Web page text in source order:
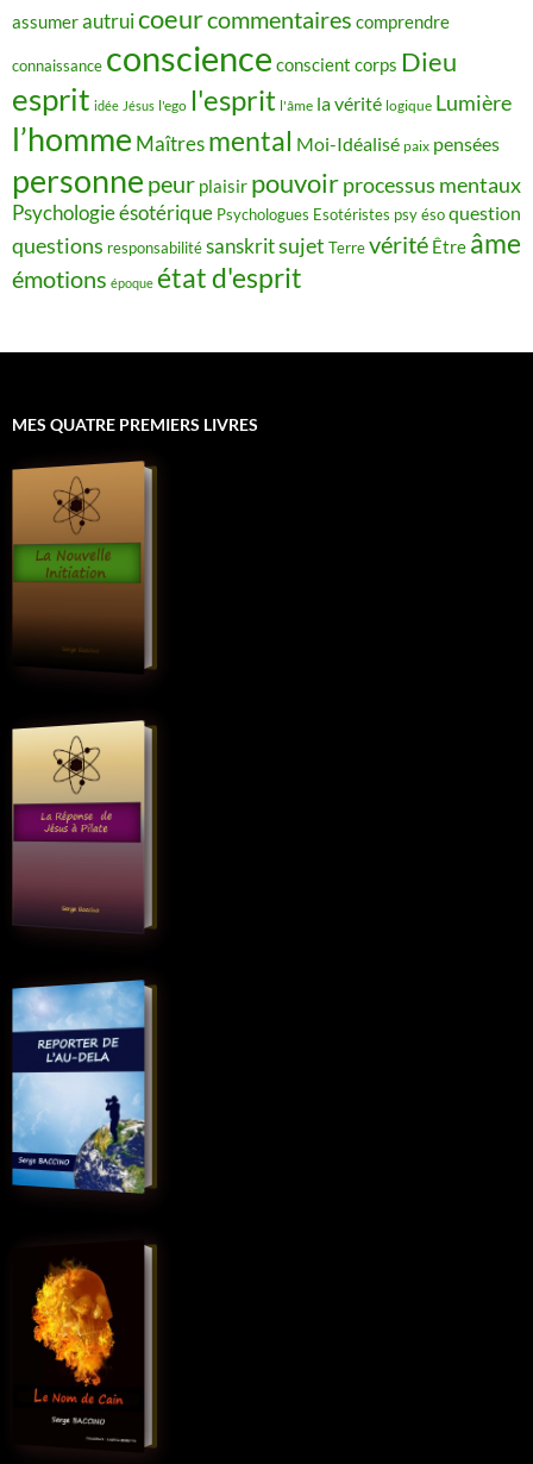
assumerautruicoeurcommentaires comprendre
connaissance conscience conscient corps Dieu
esprit idée Jésus l'ego l'esprit l'âme la vérité logique Lumière
l’homme Maîtres mental Moi-Idéalisé paix pensées
personne peur plaisir pouvoirprocessus mentaux
Psychologie ésotérique Psychologues Esotéristes psy ésoquestion
questions responsabilitésanskritsujet Terrevérité Être âme
émotions époque état d'esprit
MES QUATRE PREMIERS LIVRES